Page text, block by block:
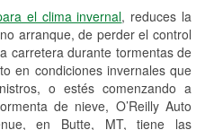
el clima invernal, reduces la
arranque, de perder el control
carretera durante tormentas de
en condiciones invernales que
o estés comenzando a
de nieve, O’Reilly Auto
en Butte, MT, tiene las